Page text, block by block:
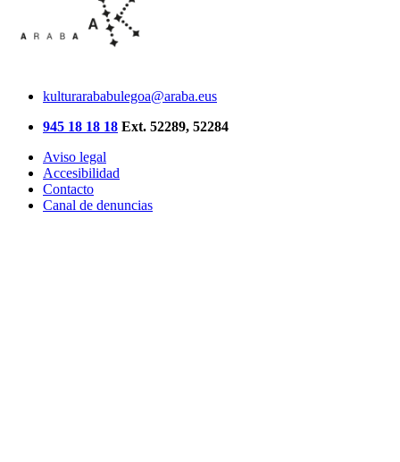
kulturarababulegoa@araba.eus
945 18 18 18 Ext. 52289, 52284
Aviso legal
Accesibilidad
Contacto
Canal de denuncias